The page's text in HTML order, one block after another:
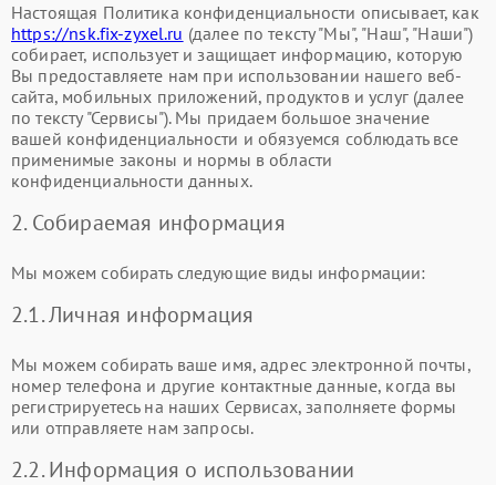
Настоящая Политика конфиденциальности описывает, как
https://nsk.fix-zyxel.ru (далее по тексту "Мы", "Наш", "Наши")
собирает, использует и защищает информацию, которую
Вы предоставляете нам при использовании нашего веб-
сайта, мобильных приложений, продуктов и услуг (далее
по тексту "Сервисы"). Мы придаем большое значение
вашей конфиденциальности и обязуемся соблюдать все
применимые законы и нормы в области
конфиденциальности данных.
2. Собираемая информация
Мы можем собирать следующие виды информации:
2.1. Личная информация
Мы можем собирать ваше имя, адрес электронной почты,
номер телефона и другие контактные данные, когда вы
регистрируетесь на наших Сервисах, заполняете формы
или отправляете нам запросы.
2.2. Информация о использовании